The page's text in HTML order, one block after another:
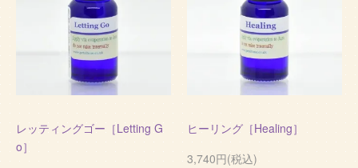
レッティングゴー［Letting G
o］
ヒーリング［Healing］
3,740円(税込)